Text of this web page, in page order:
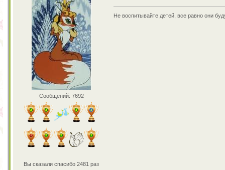
Сообщений: 7692
Вы сказали спасибо 2481 раз
Не воспитывайте детей, все равно они